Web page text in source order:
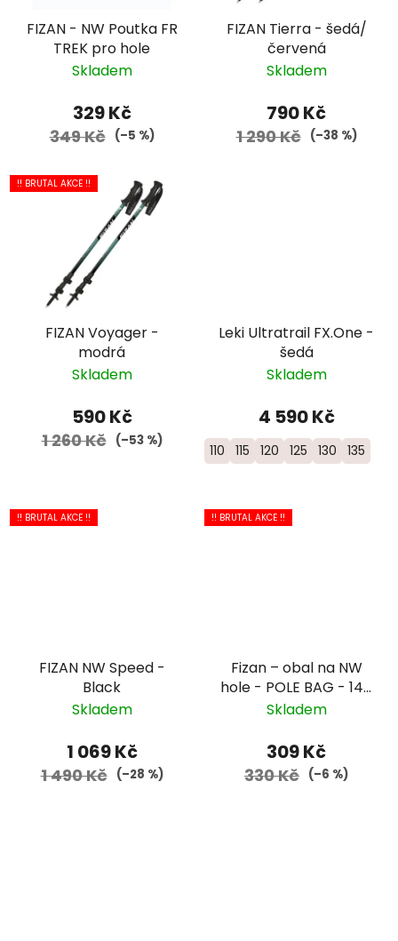
FIZAN - NW Poutka FR
TREK pro hole
Skladem
329 Kč
349 Kč (–5 %)
FIZAN Tierra - šedá/
červená
Skladem
790 Kč
1 290 Kč (–38 %)
!! BRUTAL AKCE !!
FIZAN Voyager -
modrá
Skladem
590 Kč
1 260 Kč (–53 %)
Leki Ultratrail FX.One -
šedá
Skladem
4 590 Kč
110 115 120 125 130 135
!! BRUTAL AKCE !!
FIZAN NW Speed -
Black
Skladem
1 069 Kč
1 490 Kč (–28 %)
!! BRUTAL AKCE !!
Fizan – obal na NW
hole - POLE BAG - 140
cm
Skladem
309 Kč
330 Kč (–6 %)